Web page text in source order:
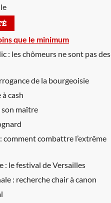
que le minimum
: les chômeurs ne sont pas des
de la bourgeoisie
cash
son maître
comment combattre l’extrême
: le festival de Versailles
: recherche chair à canon